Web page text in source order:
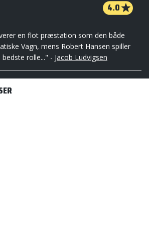
4.0
en flot præstation som den både
Vagn, mens Robert Hansen spiller
rolle..." - Jacob Ludvigsen